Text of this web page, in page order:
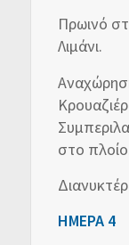
Πρωινό
Λιμάνι.
στο
ΗΜΕΡΑ 4